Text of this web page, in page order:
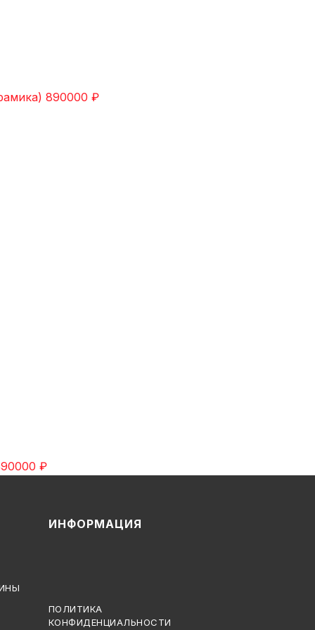
890000₽
₽
ИНФОРМАЦИЯ
ПОЛИТИКА
КОНФИДЕНЦИАЛЬНОСТИ